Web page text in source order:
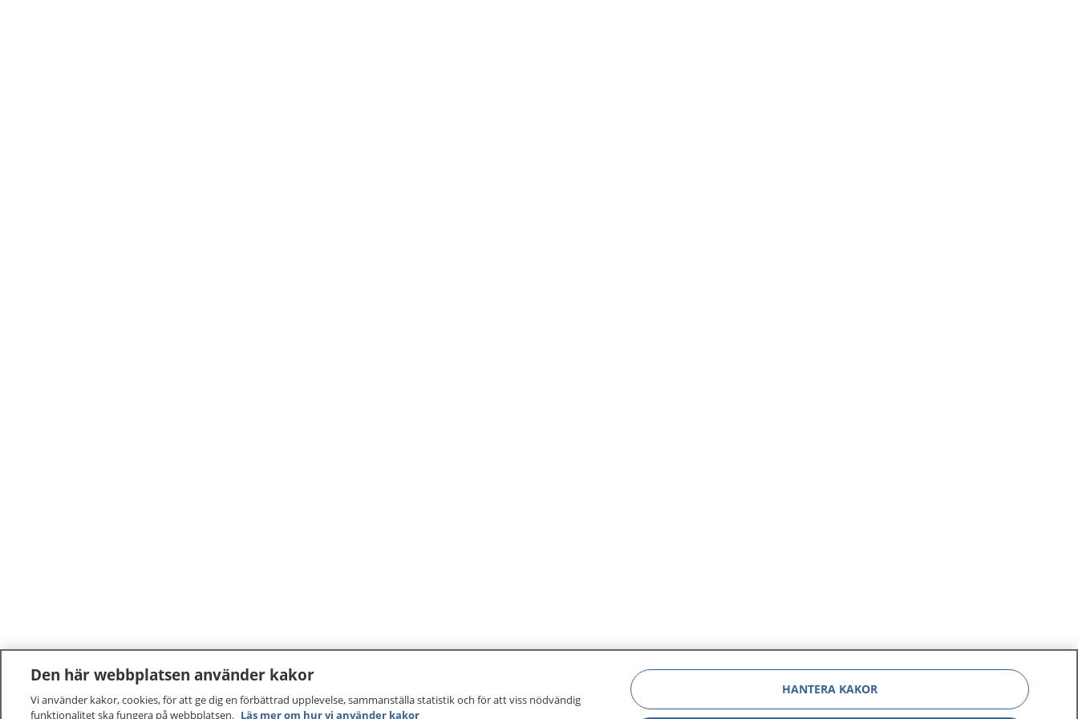
Den här webbplatsen använder kakor
Vi använder kakor, cookies, för att ge dig en förbättrad upplevelse, sammanställa statistik och för att viss nödvändig
funktionalitet ska fungera på webbplatsen. Läs mer om hur vi använder kakor
HANTERA KAKOR